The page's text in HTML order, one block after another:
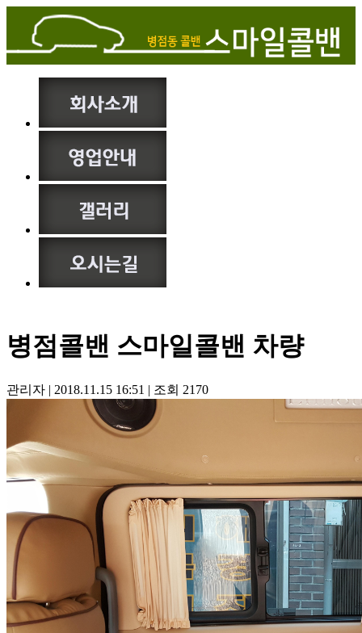
병점콜밴 스마일콜밴 차량
관리자 | 2018.11.15 16:51 | 조회 2170